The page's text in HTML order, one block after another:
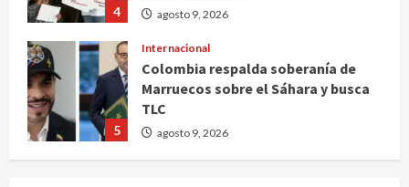
4 agosto 9, 2026
5
Internacional
Colombia respalda soberanía de
Marruecos sobre el Sáhara y busca
TLC
agosto 9, 2026